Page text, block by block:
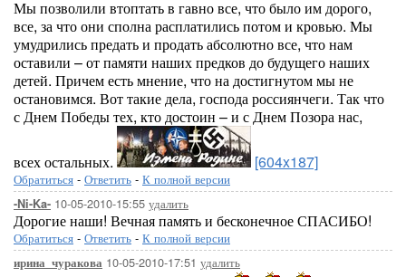
Мы позволили втоптать в гавно все, что было им дорого,
все, за что они сполна расплатились потом и кровью. Мы
умудрились предать и продать абсолютно все, что нам
оставили – от памяти наших предков до будущего наших
детей. Причем есть мнение, что на достигнутом мы не
остановимся. Вот такие дела, господа россиянчеги. Так что
с Днем Победы тех, кто достоин – и с Днем Позора нас,
всех остальных. [604x187]
Обратиться - Ответить - К полной версии
-Ni-Ka- 10-05-2010-15:55 удалить
Дорогие наши! Вечная память и бесконечное СПАСИБО!
Обратиться - Ответить - К полной версии
ирина_чуракова 10-05-2010-17:51 удалить